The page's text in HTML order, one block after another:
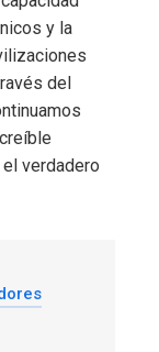
y la
del
verdadero